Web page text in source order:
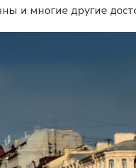
и многие другие